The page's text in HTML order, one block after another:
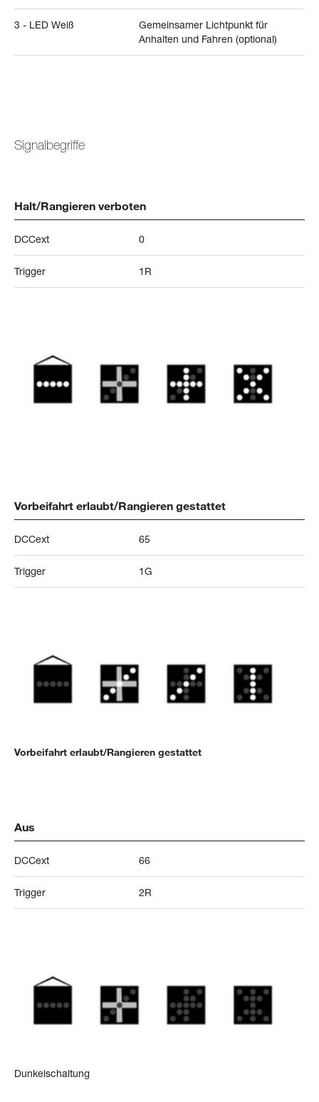
3 - LED Weiß
Gemeinsamer Lichtpunkt für
Anhalten und Fahren (optional)
Signalbegriffe
Halt/Rangieren verboten
DCCext 0
Trigger 1R
Vorbeifahrt erlaubt/Rangieren gestattet
DCCext 65
Trigger 1G
Vorbeifahrt erlaubt/Rangieren gestattet
Aus
DCCext 66
Trigger 2R
Dunkelschaltung